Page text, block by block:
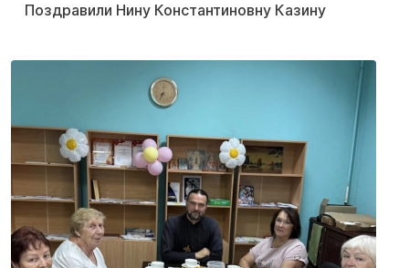
Поздравили Нину Константиновну Казину